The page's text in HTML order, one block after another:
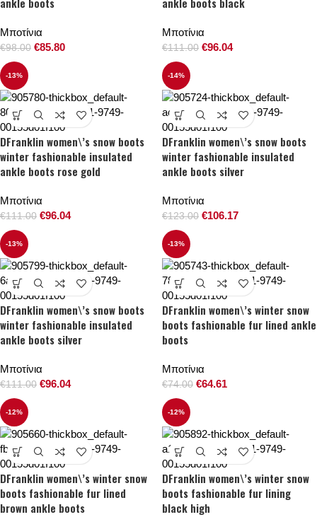
Μποτίνια
€98.00 €85.80
Μποτίνια
€111.00 €96.04
-13%
DFranklin women\’s snow boots
winter fashionable insulated
ankle boots rose gold
Μποτίνια
€111.00 €96.04
-14%
DFranklin women\’s snow boots
winter fashionable insulated
ankle boots silver
Μποτίνια
€123.00 €106.17
-13%
DFranklin women\’s snow boots
winter fashionable insulated
ankle boots silver
Μποτίνια
€111.00 €96.04
-13%
DFranklin women\’s winter snow
boots fashionable fur lined ankle
boots
Μποτίνια
€74.00 €64.61
-12%
DFranklin women\’s winter snow
boots fashionable fur lined
brown ankle boots
-12%
DFranklin women\’s winter snow
boots fashionable fur lining
black high